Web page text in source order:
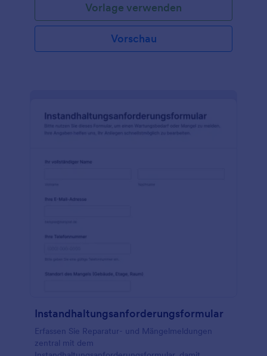
Vorlage verwenden
Vorschau
Instandhaltungsanforderungsformular
Erfassen Sie Reparatur- und Mängelmeldungen
zentral mit dem